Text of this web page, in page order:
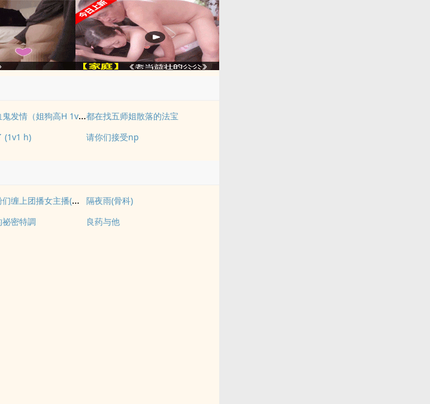
禁止吸血鬼发情（姐狗高H 1v1）都在找五师姐散落的法宝
(1v1 h) 请你们接受np
被淫追粉们缠上团播女主播(露出NPH)
隔夜雨(骨科)
密特調 良药与他